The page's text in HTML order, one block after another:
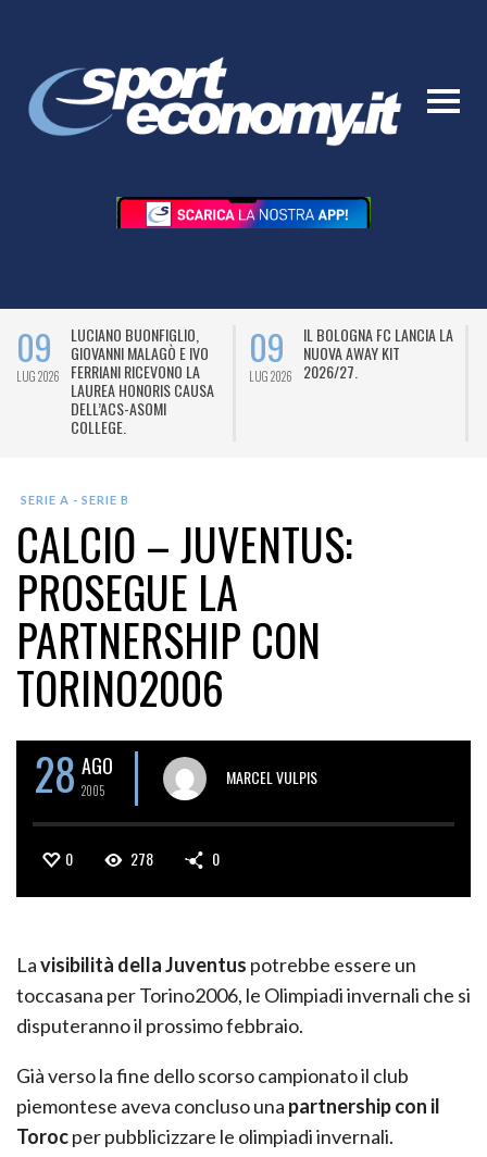
09
LUG 2026
LUCIANO BUONFIGLIO,
GIOVANNI MALAGÒ E IVO
FERRIANI RICEVONO LA
LAUREA HONORIS CAUSA
DELL’ACS-ASOMI
COLLEGE.
09
LUG 2026
IL BOLOGNA FC LANCIA LA
NUOVA AWAY KIT
2026/27.
SERIE A - SERIE B
CALCIO – JUVENTUS:
PROSEGUE LA
PARTNERSHIP CON
TORINO2006
28 AGO
2005
MARCEL VULPIS
0 278 0
Lavisibilità della Juventus potrebbe essere un
toccasana per Torino2006, le Olimpiadi invernali che si
disputeranno il prossimo febbraio.
Già verso la fine dello scorso campionato il club
piemontese aveva concluso una partnership con il
Torocper pubblicizzare le olimpiadi invernali.